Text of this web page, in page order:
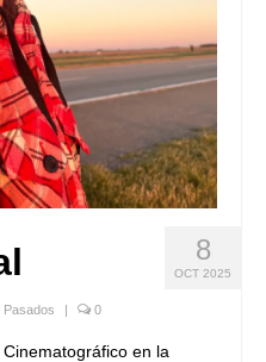
8
OCT 2025
Pasados | 0
en la